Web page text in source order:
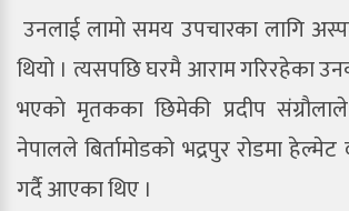
उनलाई लामाे समय उपचारका लागि
थियो । त्यसपछि घरमै आराम गरिरहेका
भएकाे मृतकका छिमेकी प्रदीप
नेपालले बिर्तामोडको भद्रपुर रोडमा
गर्दै आएका थिए ।